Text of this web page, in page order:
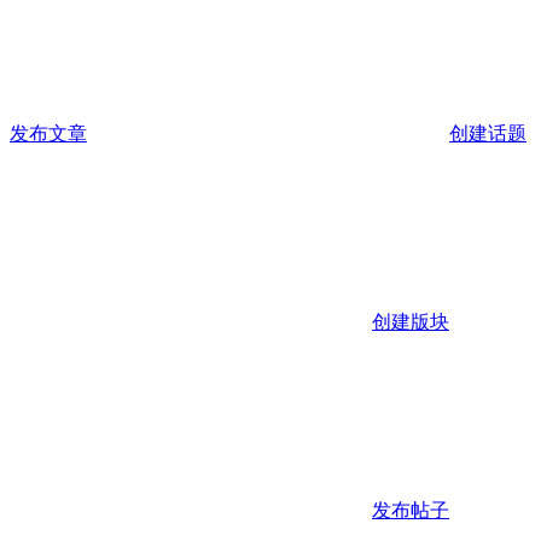
发布文章 创建话题
创建版块
发布帖子